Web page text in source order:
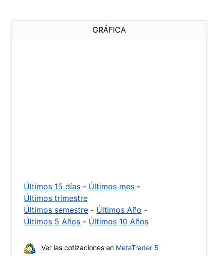
GRÁFICA
Últimos 15 días - Últimos mes -
Últimos trimestre
Últimos semestre - Últimos Año -
Últimos 5 Años - Últimos 10 Años
Ver las cotizaciones en MetaTrader 5